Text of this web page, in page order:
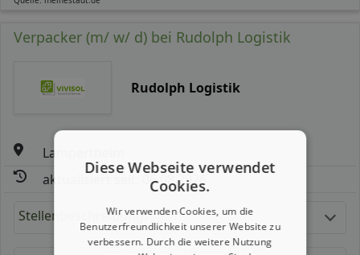
Verpacker (m/ w/ d) bei Rudolph Logistik
Rudolph Logistik
Lampertheim
aktualisiert seit: 06.08.2026
Stellenbeschreibung:
Diese Webseite verwendet
Cookies.
Wir verwenden Cookies, um die
Benutzerfreundlichkeit unserer Website zu
verbessern. Durch die weitere Nutzung